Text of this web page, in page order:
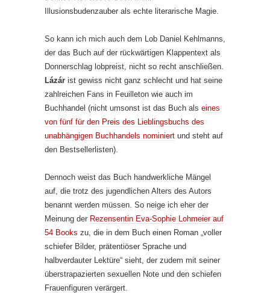
Illusionsbudenzauber als echte literarische Magie.
So kann ich mich auch dem Lob Daniel Kehlmanns,
der das Buch auf der rückwärtigen Klappentext als
Donnerschlag lobpreist, nicht so recht anschließen.
Lázár ist gewiss nicht ganz schlecht und hat seine
zahlreichen Fans in Feuilleton wie auch im
Buchhandel (nicht umsonst ist das Buch als eines
von fünf für den Preis des Lieblingsbuchs des
unabhängigen Buchhandels nominiert und steht auf
den Bestsellerlisten).
Dennoch weist das Buch handwerkliche Mängel
auf, die trotz des jugendlichen Alters des Autors
benannt werden müssen. So neige ich eher der
Meinung der Rezensentin Eva-Sophie Lohmeier auf
54 Books zu, die in dem Buch einen Roman „voller
schiefer Bilder, prätentiöser Sprache und
halbverdauter Lektüre“ sieht, der zudem mit seiner
überstrapazierten sexuellen Note und den schiefen
Frauenfiguren verärgert.